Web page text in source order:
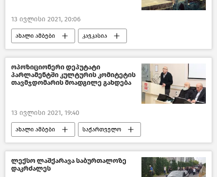
13 ივლისი 2021, 20:06
ახალი ამბები კავკასია
თბილისი დღეს საქართველო
ოპოზიციონერი დეპუტატი
პარლამენტში კულტურის კომიტეტის
თავმჯდომარის მოადგილე გახდება
13 ივლისი 2021, 19:40
ახალი ამბები საქართველო
კულტურა საქართველოში
ლექსო ლაშქარავა საბურთალოზე
დაკრძალეს